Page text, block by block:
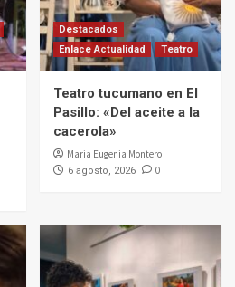
Destacados
Enlace Actualidad
Teatro
Teatro tucumano en El
Pasillo: «Del aceite a la
cacerola»
Maria Eugenia Montero
6 agosto, 2026 0